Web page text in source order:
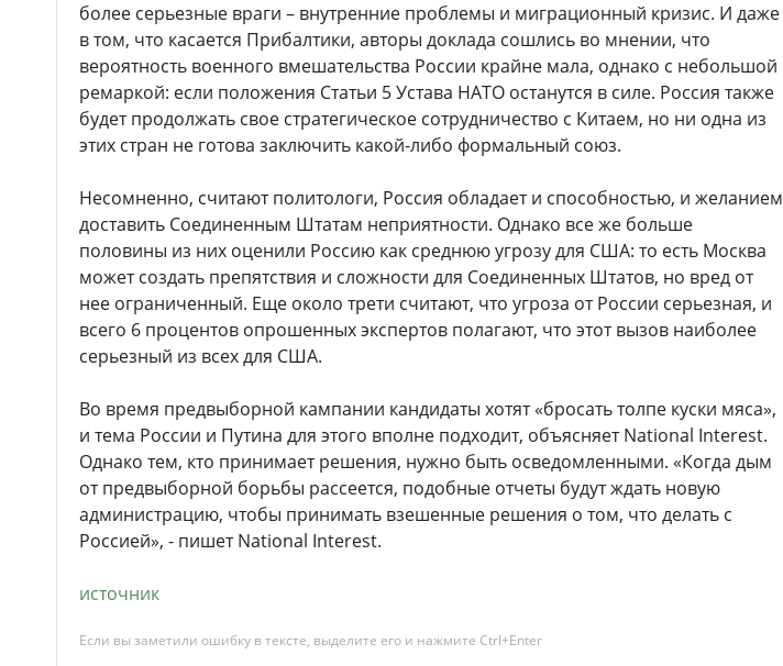
более серьезные враги – внутренние проблемы и миграционный кризис. И даже
в том, что касается Прибалтики, авторы доклада сошлись во мнении, что
вероятность военного вмешательства России крайне мала, однако с небольшой
ремаркой: если положения Статьи 5 Устава НАТО останутся в силе. Россия также
будет продолжать свое стратегическое сотрудничество с Китаем, но ни одна из
этих стран не готова заключить какой-либо формальный союз.
Несомненно, считают политологи, Россия обладает и способностью, и желанием
доставить Соединенным Штатам неприятности. Однако все же больше
половины из них оценили Россию как среднюю угрозу для США: то есть Москва
может создать препятствия и сложности для Соединенных Штатов, но вред от
нее ограниченный. Еще около трети считают, что угроза от России серьезная, и
всего 6 процентов опрошенных экспертов полагают, что этот вызов наиболее
серьезный из всех для США.
Во время предвыборной кампании кандидаты хотят «бросать толпе куски мяса»,
и тема России и Путина для этого вполне подходит, объясняет National Interest.
Однако тем, кто принимает решения, нужно быть осведомленными. «Когда дым
от предвыборной борьбы рассеется, подобные отчеты будут ждать новую
администрацию, чтобы принимать взешенные решения о том, что делать с
Россией», - пишет National Interest.
источник
Если вы заметили ошибку в тексте, выделите его и нажмите Ctrl+Enter